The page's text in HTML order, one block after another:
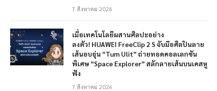
7 สิงหาคม 2026
เมื่อเทคโนโลยีผสานศิลปะอย่าง
ลงตัว! HUAWEI FreeClip 2 S จับมือศิลปินลาย
เส้นอบอุ่น “Tum Ulit” ถ่ายทอดคอลเลกชัน
พิเศษ “Space Explorer” สลักลายเส้นบนเคสหู
ฟัง
7 สิงหาคม 2026